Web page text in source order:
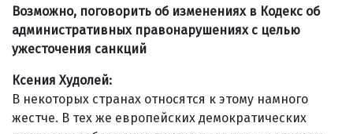
Возможно, поговорить об изменениях в Кодекс об
административных правонарушениях с целью
ужесточения санкций
Ксения Худолей:
В некоторых странах относятся к этому намного
жестче. В тех же европейских демократических